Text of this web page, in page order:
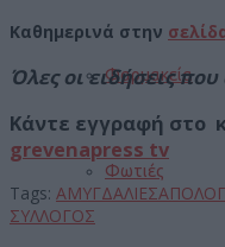
Φαρμακεία
Φωτιές
Καθημερινά στην
Όλες οι ειδήσεις
Κάντε εγγραφή στο
grevenapress tv
Tags: ΑΜΥΓΔΑΛΙΕΣ
ΣΥΛΛΟΓΟΣ